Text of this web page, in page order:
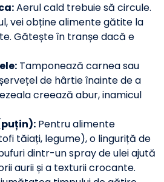
Aerul cald trebuie să circule.
vei obține alimente gătite la
Gătește în tranșe dacă e
Tamponează carnea sau
de hârtie înainte de a
creează abur, inamicul
Pentru alimente
tăiați, legume), o linguriță de
dintr-un spray de ulei ajută
aurii și a texturii crocante.